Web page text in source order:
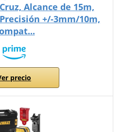
Alcance de 15m,
+/-3mm/10m,
precio